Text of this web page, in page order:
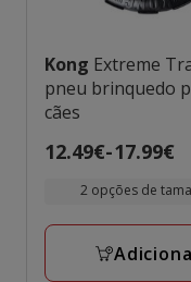
Kong Extreme
pneu brinquedo
cães
Preço
12.49€
a
17.99€
12.49€-17.99€
2 opções de